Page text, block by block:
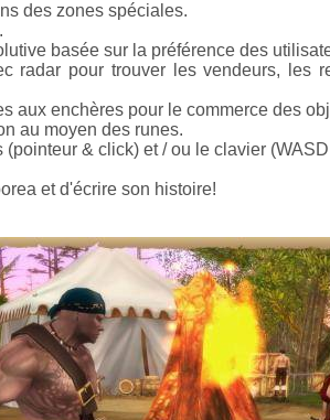
des zones spéciales.
basée sur la préférence des
radar pour trouver les vendeurs, les
aux enchères pour le commerce des
au moyen des runes.
& click) et / ou le clavier
et d'écrire son histoire!